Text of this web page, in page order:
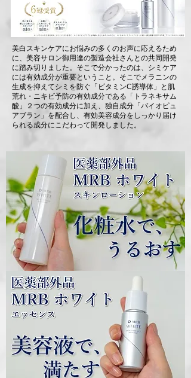
美白スキンケアにお悩みの多くのお声に応えるため
に、美容サロン御用達の製造会社さんとの共同開発
に踏み切りました。そこで分かったのは、シミケア
には有効成分が重要ということ。そこでメラニンの
生成を抑えてシミを防ぐ「ビタミンC誘導体」と肌
荒れ・ニキビ予防の有効成分である「トラネキサム
酸」２つの有効成分に加え、独自成分「バイオピュ
アブラン」を配合し、有効美容成分をしっかり届け
られる成分にこだわって開発しました。